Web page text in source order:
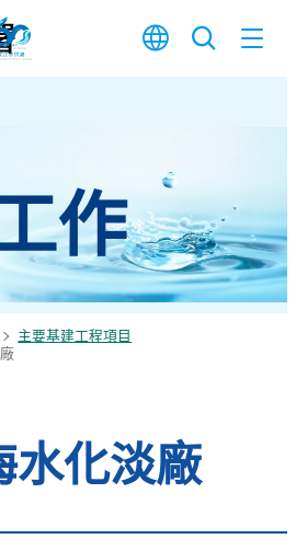
作
主要基建工程項目
水化淡廠